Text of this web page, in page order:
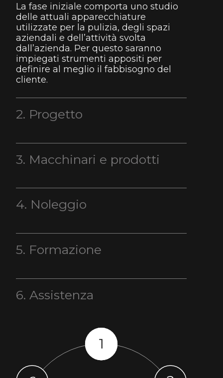
La fase iniziale comporta uno studio
delle attuali apparecchiature
utilizzate per la pulizia, degli spazi
aziendali e dell’attività svolta
dall’azienda. Per questo saranno
impiegati strumenti appositi per
definire al meglio il fabbisogno del
cliente.
2. Progetto
3. Macchinari e prodotti
4. Noleggio
5. Formazione
6. Assistenza